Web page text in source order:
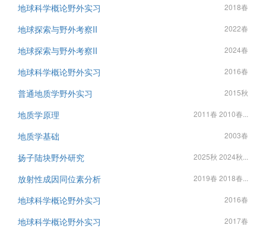
地球科学概论野外实习 2018春
地球探索与野外考察II 2022春
地球探索与野外考察II 2024春
地球科学概论野外实习 2016春
普通地质学野外实习 2015秋
地质学原理 2011春 2010春...
地质学基础 2003春
扬子陆块野外研究 2025秋 2024秋...
放射性成因同位素分析 2019春 2018春...
地球科学概论野外实习 2016春
地球科学概论野外实习 2017春